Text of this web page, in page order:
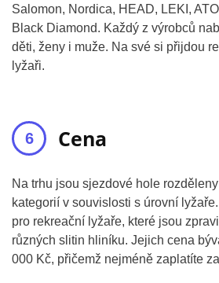
Salomon, Nordica, HEAD, LEKI,
Black Diamond. Každý z výrobců
děti, ženy i muže. Na své si přijdou
lyžaři.
Cena
Na trhu jsou sjezdové hole
kategorií v souvislosti s úrovní
pro rekreační lyžaře, které jsou
různých slitin hliníku. Jejich cena
000 Kč, přičemž nejméně zaplatíte